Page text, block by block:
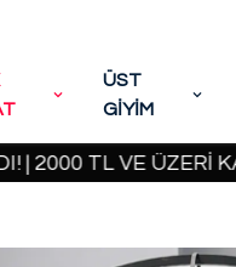
ÜST
GİYİM
TL VE ÜZERİ KARGO